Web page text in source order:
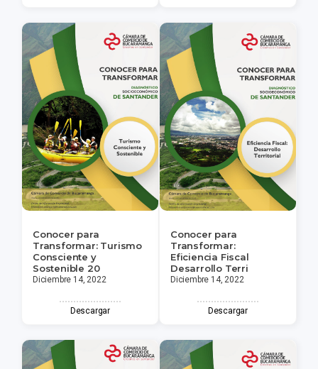
Conocer para
Transformar: Turismo
Consciente y
Sostenible 20
Diciembre 14, 2022
Descargar
Conocer para
Transformar:
Eficiencia Fiscal
Desarrollo Terri
Diciembre 14, 2022
Descargar